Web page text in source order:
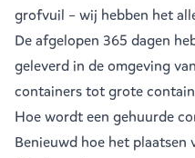
grofvuil – wij hebben het
De afgelopen 365 dagen
geleverd in de omgeving
containerstotgrote
Hoe wordt een gehuurde
Benieuwd hoe het plaatsen